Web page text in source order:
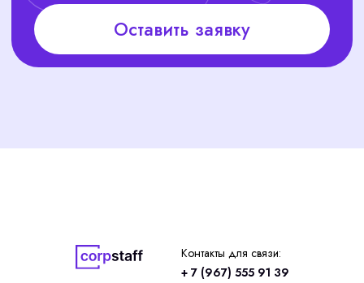
+ 7 (967) 555 91 39
Контакты для связи: